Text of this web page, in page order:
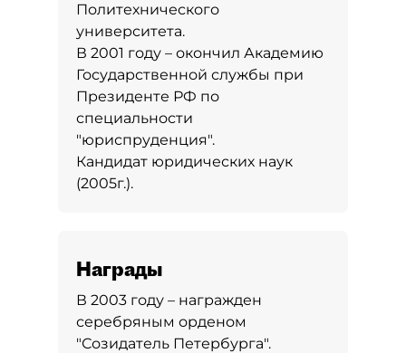
Политехнического
университета.
В 2001 году – окончил Академию
Государственной службы при
Президенте РФ по
специальности
"юриспруденция".
Кандидат юридических наук
(2005г.).
Награды
В 2003 году – награжден
серебряным орденом
"Созидатель Петербурга".